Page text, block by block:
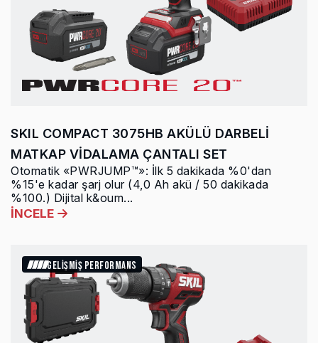
SKIL COMPACT 3075HB AKÜLÜ DARBELİ
MATKAP VİDALAMA ÇANTALI SET
Otomatik «PWRJUMP™»: İlk 5 dakikada %0'dan
%15'e kadar şarj olur (4,0 Ah akü / 50 dakikada
%100.) Dijital k&oum...
İNCELE
GELİŞMİŞ PERFORMANS